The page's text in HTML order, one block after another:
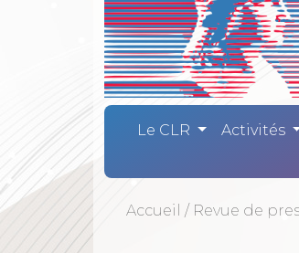
Le CLR Activités
Accueil / Revue de